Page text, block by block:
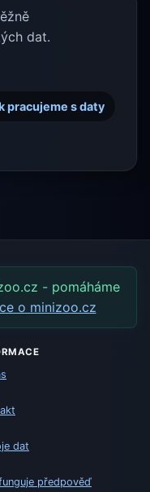
dat.
pracujeme s daty
- pomáháme
o minizoo.cz
dat
předpověď